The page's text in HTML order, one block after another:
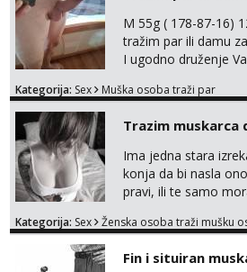
M 55g ( 178-87-16)
tražim par ili damu
I ugodno druženje
trata.vrh@gmail.com
Kategorija: Sex Muška osoba traži par
Trazim muskarca
Ima jedna stara
konja da bi nasla
pravi, ili te samo
na sexdater link i
Kategorija: Sex Ženska osoba traži mušku
Fin i situiran